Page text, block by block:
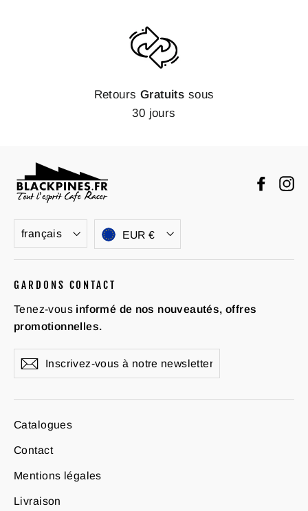
Retours Gratuits sous
30 jours
Langue
français Devise
EUR €
GARDONS CONTACT
Tenez-vousinformé de nos nouveautés, offres
promotionnelles.
Inscrivez-
vous
notre
S'inscrire
Catalogues
Contact
Mentions légales
Livraison